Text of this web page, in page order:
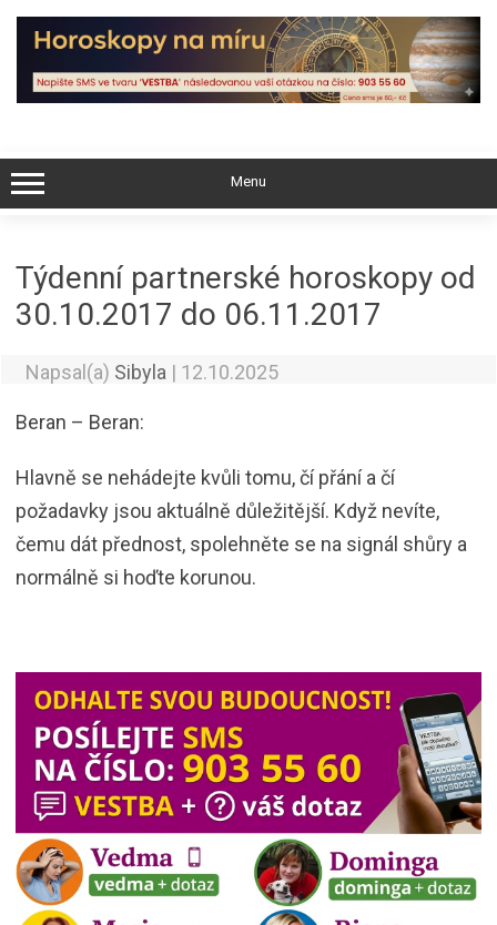
Skip
content
Menu
Týdenní partnerské horoskopy od
30.10.2017 do 06.11.2017
Napsal(a) Sibyla | 12.10.2025
Beran – Beran:
Hlavně se nehádejte kvůli tomu, čí přání a čí
požadavky jsou aktuálně důležitější. Když nevíte,
čemu dát přednost, spolehněte se na signál shůry a
normálně si hoďte korunou.